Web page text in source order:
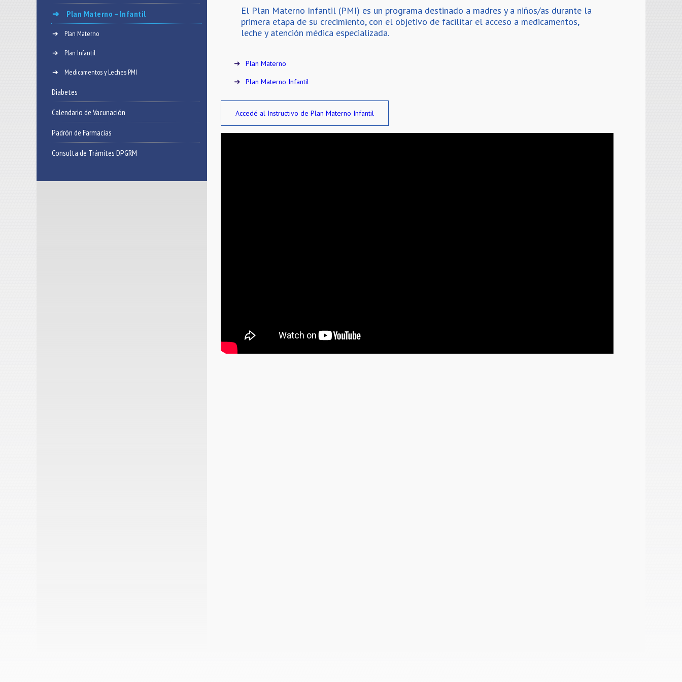
Plan Materno – Infantil
Plan Materno
Plan Infantil
Medicamentos y Leches PMI
Diabetes
Calendario de Vacunación
Padrón de Farmacias
Consulta de Trámites DPGRM
El Plan Materno Infantil (PMI) es un programa destinado a madres y a niños/as durante la
primera etapa de su crecimiento, con el objetivo de facilitar el acceso a medicamentos,
leche y atención médica especializada.
Plan Materno
Plan Materno Infantil
Accedé al Instructivo de Plan Materno Infantil